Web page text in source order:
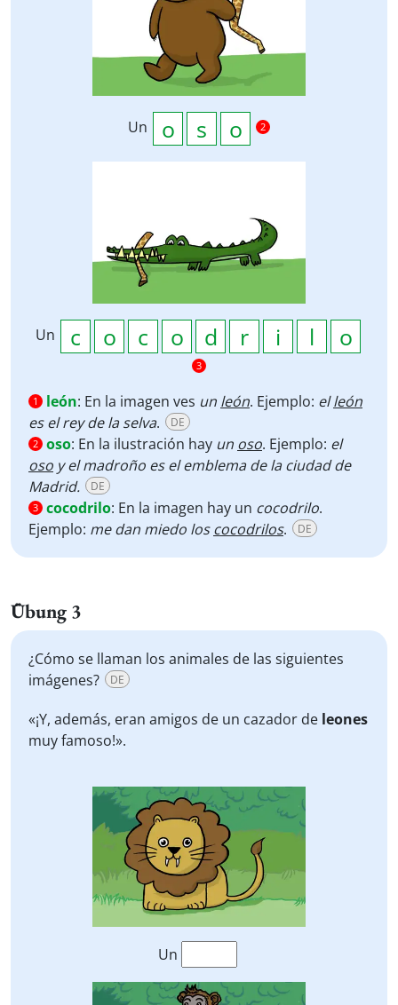
Un 2
Un
3
1 león: En la imagen ves un león. Ejemplo: elleón
es el rey de la selva. DE
2 oso: En la ilustración hay un oso. Ejemplo: el
oso y el madroño es el emblema de la ciudad de
Madrid.
DE
3 cocodrilo: En la imagen hay un cocodrilo.
Ejemplo: me dan miedo loscocodrilos. DE
Übung 3
¿Cómo se llaman los animales de las siguientes
imágenes?
DE
«¡Y, además, eran amigos de un cazador de leones
muy famoso!».
Un